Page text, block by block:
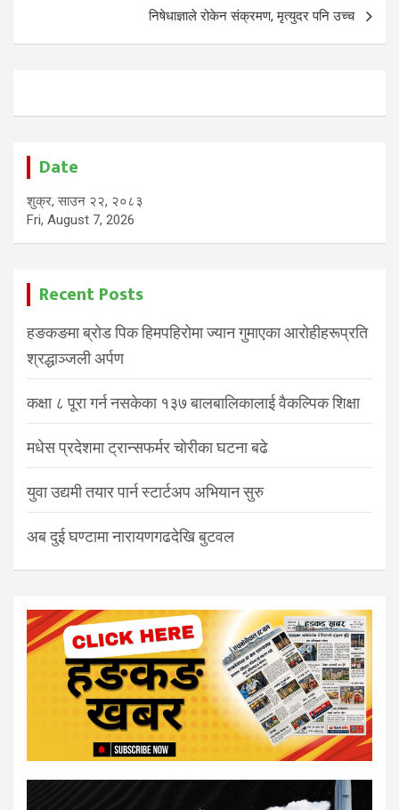
निषेधाज्ञाले रोकेन संक्रमण, मृत्युदर पनि उच्च
Date
शुक्र, साउन २२, २०८३
Fri, August 7, 2026
Recent Posts
हङकङमा ब्रोड पिक हिमपहिरोमा ज्यान गुमाएका आरोहीहरूप्रति
श्रद्धाञ्जली अर्पण
कक्षा ८ पूरा गर्न नसकेका १३७ बालबालिकालाई वैकल्पिक शिक्षा
मधेस प्रदेशमा ट्रान्सफर्मर चोरीका घटना बढे
युवा उद्यमी तयार पार्न स्टार्टअप अभियान सुरु
अब दुई घण्टामा नारायणगढदेखि बुटवल